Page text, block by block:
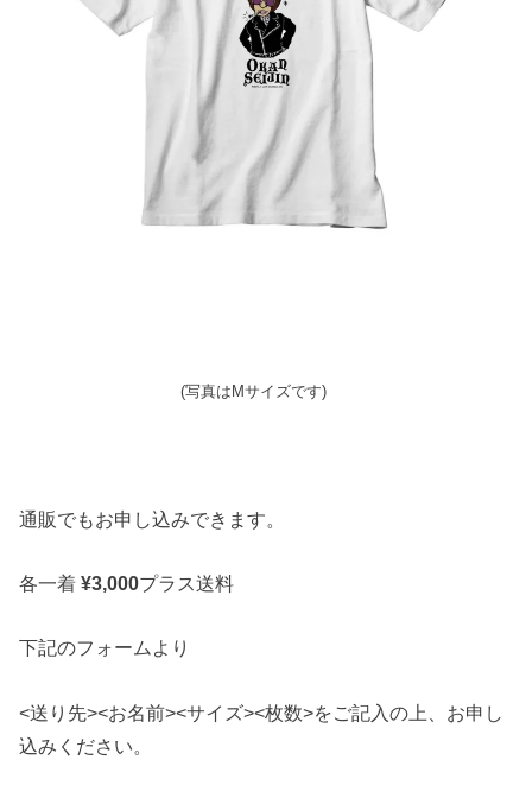
(写真はMサイズです)
通販でもお申し込みできます。
各一着¥3,000プラス送料
下記のフォームより
<送り先><お名前><サイズ><枚数>をご記入の上、お申し
込みください。